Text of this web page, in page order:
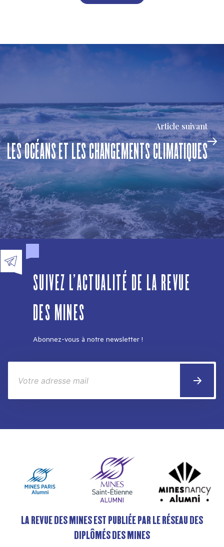
Article suivant
LES OCÉANS ET LES CHANGEMENTS CLIMATIQUES
SUIVEZ L'ACTUALITÉ DE LA REVUE
DES MINES
Abonnez-vous à notre newsletter !
LA REVUE DES MINES EST PUBLIÉE PAR LE RÉSEAU DES
DIPLÔMÉS DES MINES